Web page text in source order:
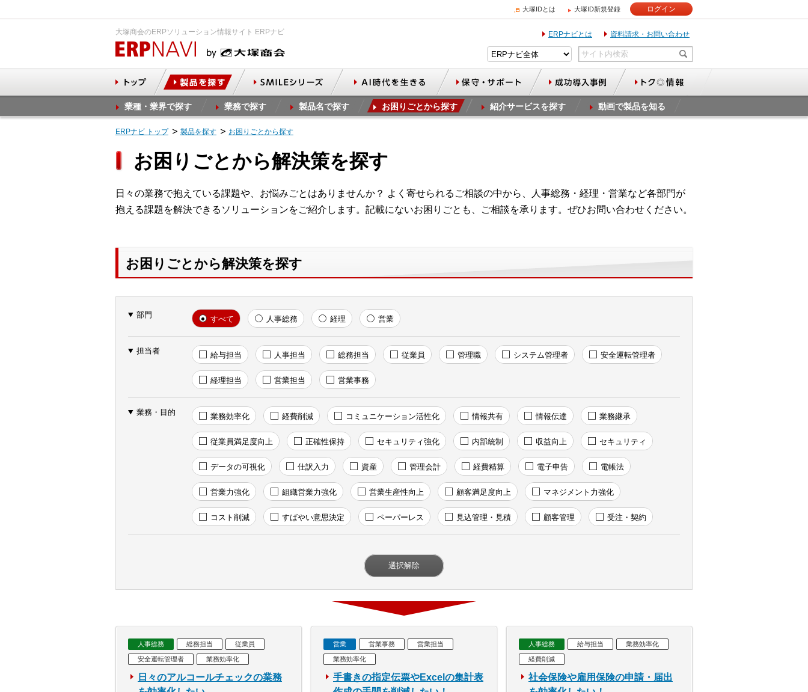
大塚IDとは 大塚ID新規登録 ログイン
大塚商会のERPソリューション情報サイト ERPナビ ERPナビとは 資料請求・お問い合わせ
業種・業界で探す 業務で探す 製品名で探す お困りごとから探す 紹介サービスを探す 動画で製品を知る
ERPナビ トップ 製品を探す お困りごとから探す
お困りごとから解決策を探す
日々の業務で抱えている課題や、お悩みごとはありませんか？ よく寄せられるご相談の中から、人事総務・経理・営業など各部門が
抱える課題を解決できるソリューションをご紹介します。記載にないお困りごとも、ご相談を承ります。ぜひお問い合わせください。
お困りごとから解決策を探す
部門 すべて 人事総務 経理 営業
担当者 給与担当 人事担当 総務担当 従業員 管理職 システム管理者 安全運転管理者
経理担当 営業担当 営業事務
業務・目的 業務効率化 経費削減 コミュニケーション活性化 情報共有 情報伝達 業務継承
従業員満足度向上 正確性保持 セキュリティ強化 内部統制 収益向上 セキュリティ
データの可視化 仕訳入力 資産 管理会計 経費精算 電子申告 電帳法
営業力強化 組織営業力強化 営業生産性向上 顧客満足度向上 マネジメント力強化
コスト削減 すばやい意思決定 ペーパーレス 見込管理・見積 顧客管理 受注・契約
選択解除
人事総務 総務担当 従業員
安全運転管理者 業務効率化
日々のアルコールチェックの業務
営業 営業事務 営業担当
業務効率化
手書きの指定伝票やExcelの集計表
人事総務 給与担当 業務効率化
経費削減
社会保険や雇用保険の申請・届出